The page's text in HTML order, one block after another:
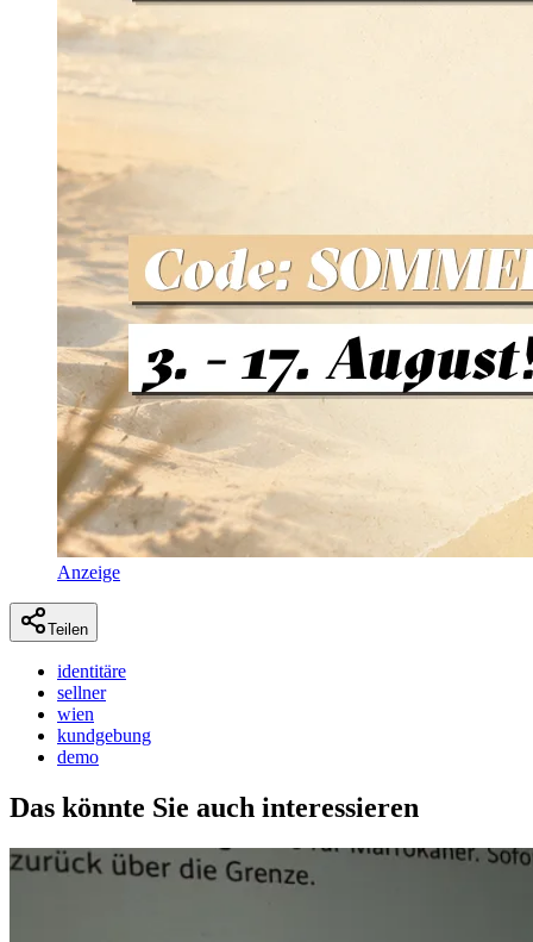
Anzeige
Teilen
identitäre
sellner
wien
kundgebung
demo
Das könnte Sie auch interessieren